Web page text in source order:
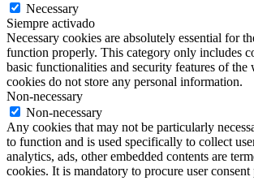
Necessary
Siempre activado
Necessary cookies are absolutely essential for
function properly. This category only includes
basic functionalities and security features of the
cookies do not store any personal information.
Non-necessary
Non-necessary
Any cookies that may not be particularly
to function and is used specifically to collect
analytics, ads, other embedded contents are
cookies. It is mandatory to procure user consent